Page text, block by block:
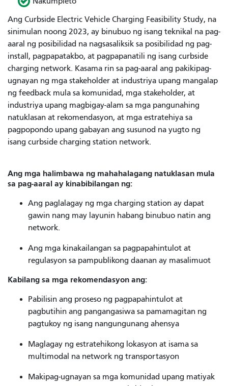
Ang Curbside Electric Vehicle Charging Feasibility Study, na
sinimulan noong 2023, ay binubuo ng isang teknikal na pag-
aaral ng posibilidad na nagsasaliksik sa posibilidad ng pag-
install, pagpapatakbo, at pagpapanatili ng isang curbside
charging network. Kasama rin sa pag-aaral ang pakikipag-
ugnayan ng mga stakeholder at industriya upang mangalap
ng feedback mula sa komunidad, mga stakeholder, at
industriya upang magbigay-alam sa mga pangunahing
natuklasan at rekomendasyon, at mga estratehiya sa
pagpopondo upang gabayan ang susunod na yugto ng
isang curbside charging station network.
Ang mga halimbawa ng mahahalagang natuklasan mula
sa pag-aaral ay kinabibilangan ng:
Ang paglalagay ng mga charging station ay dapat
gawin nang may layunin habang binubuo natin ang
network.
Ang mga kinakailangan sa pagpapahintulot at
regulasyon sa pampublikong daanan ay masalimuot
Kabilang sa mga rekomendasyon ang:
Pabilisin ang proseso ng pagpapahintulot at
pagbutihin ang pangangasiwa sa pamamagitan ng
pagtukoy ng isang nangungunang ahensya
Maglagay ng estratehikong lokasyon at isama sa
multimodal na network ng transportasyon
Makipag-ugnayan sa mga komunidad upang matiyak